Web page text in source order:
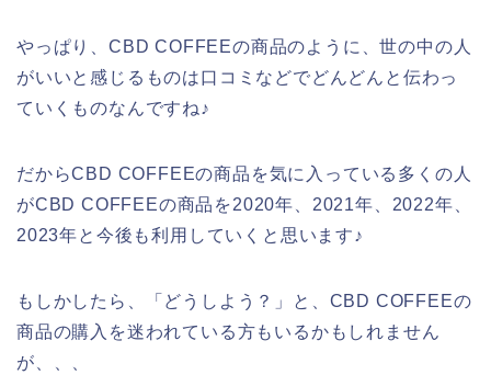
やっぱり、CBD COFFEEの商品のように、世の中の人
がいいと感じるものは口コミなどでどんどんと伝わっ
ていくものなんですね♪
だからCBD COFFEEの商品を気に入っている多くの人
がCBD COFFEEの商品を2020年、2021年、2022年、
2023年と今後も利用していくと思います♪
もしかしたら、「どうしよう？」と、CBD COFFEEの
商品の購入を迷われている方もいるかもしれません
が、、、